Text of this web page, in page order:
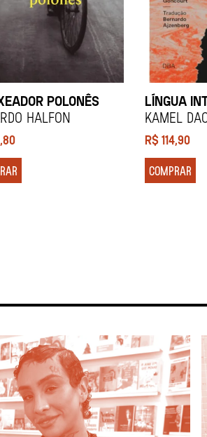
POLONÊS
HALFON
LÍNGUA
KAMEL
R$114,90
COMPRAR